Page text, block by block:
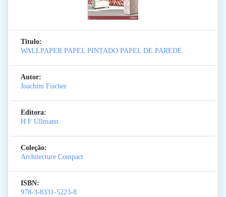
Titulo:
WALLPAPER PAPEL PINTADO PAPEL DE PAREDE
Autor:
Joachim Fischer
Editora:
H F Ullmann
Coleção:
Architecture Compact
ISBN:
978-3-8331-5223-8